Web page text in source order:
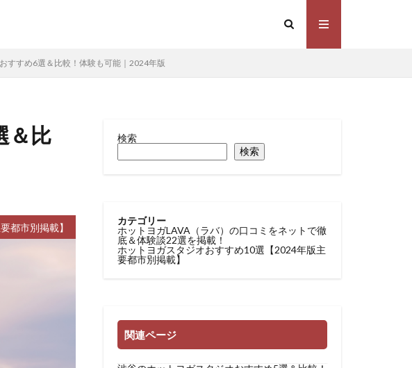
すすめ6選＆比較！体験も可能｜2024年版
＆比
都市別掲載】
検索
検索
カテゴリー
ホットヨガLAVA（ラバ）の口コミをネットで徹
底＆体験談22選を掲載！
ホットヨガスタジオおすすめ10選【2024年版主
要都市別掲載】
関連ページ